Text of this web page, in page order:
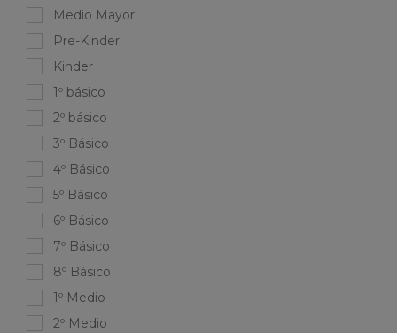
Medio Mayor
Pre-Kinder
Kinder
1º básico
2º básico
3º Básico
4º Básico
5º Básico
6º Básico
7º Básico
8º Básico
1º Medio
2º Medio